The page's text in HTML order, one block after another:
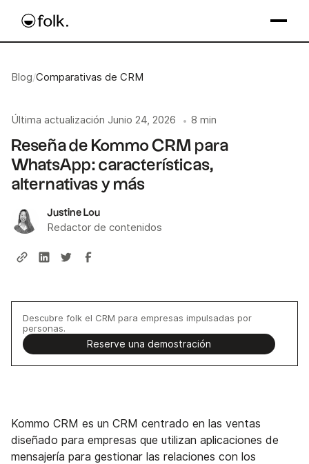
Blog/Comparativas de CRM
Última actualización Junio 24, 2026 • 8 min
Reseña de Kommo CRM para
WhatsApp: características,
alternativas y más
Justine Lou
Redactor de contenidos
Descubre folk el CRM para empresas impulsadas por
personas.
Reserve una demostración
Kommo CRM es un CRM centrado en las ventas
diseñado para empresas que utilizan aplicaciones de
mensajería para gestionar las relaciones con los